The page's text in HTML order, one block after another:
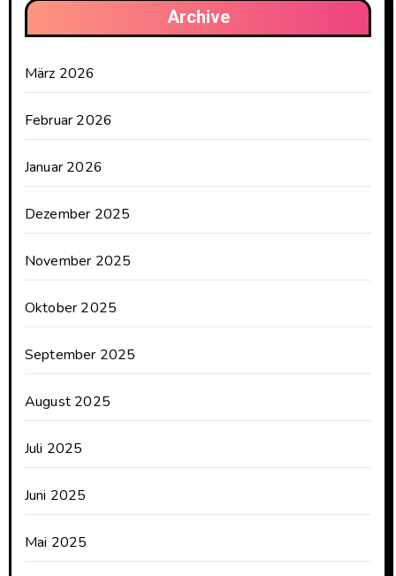
Archive
März 2026
Februar 2026
Januar 2026
Dezember 2025
November 2025
Oktober 2025
September 2025
August 2025
Juli 2025
Juni 2025
Mai 2025